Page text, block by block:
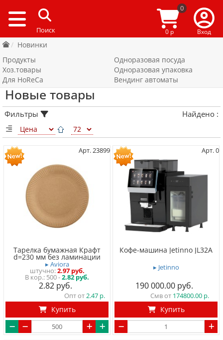
0
0 р Вход
Новинки
Продукты
Одноразовая посуда
Хоз.товары
Одноразовая упаковка
Для HoReCa
Вендинг автоматы
Новые товары
Фильтры Найдено :
Арт. 23899
Тарелка бумажная Крафт
d=230 мм без ламинации
▸ Aviora
штучно 2.97 руб.
500 -2.82 руб.
2.82
Опт от2.47
Купить
Арт. 0
Кофе-машина Jetinno JL32A
▸ Jetinno
190 000.00
Смв от 174800.00
Купить